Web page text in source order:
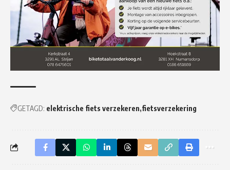
GETAGD: elektrische fiets verzekeren fietsverzekering